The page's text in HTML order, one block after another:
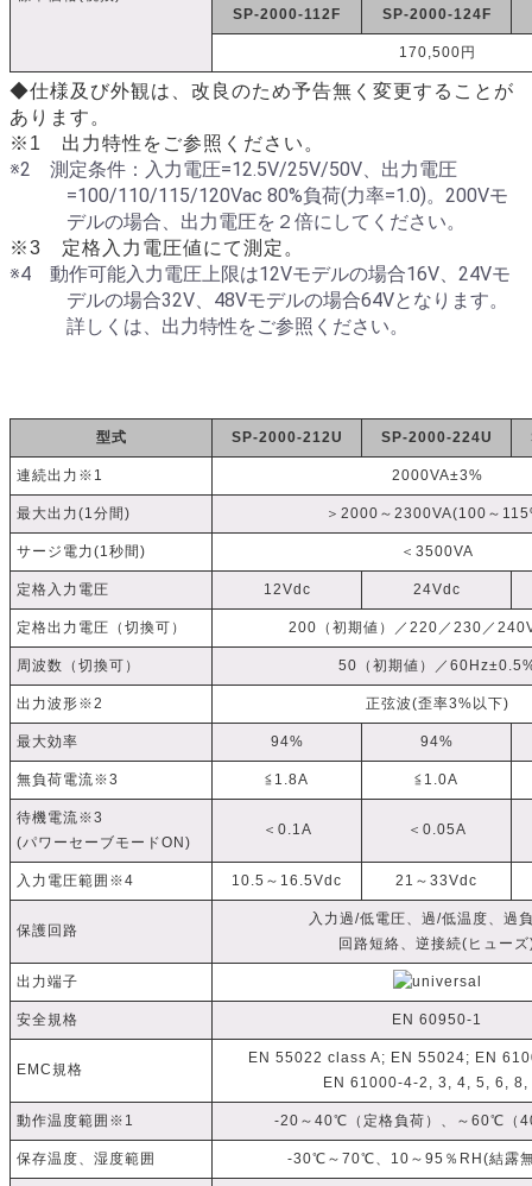
SP-2000-112F
SP-2000-124F
170,500円
◆仕様及び外観は、改良のため予告無く変更することが
あります。
※1 出力特性をご参照ください。
※2 測定条件：入力電圧=12.5V/25V/50V、出力電圧
=100/110/115/120Vac 80%負荷(力率=1.0)。200Vモ
デルの場合、出力電圧を２倍にしてください。
※3 定格入力電圧値にて測定。
※4 動作可能入力電圧上限は12Vモデルの場合16V、24Vモ
デルの場合32V、48Vモデルの場合64Vとなります。
詳しくは、出力特性をご参照ください。
型式 SP-2000-212U SP-2000-224U
連続出力※1 2000VA±3%
最大出力(1分間) ＞2000～2300VA(100～
サージ電力(1秒間) ＜3500VA
定格入力電圧 12Vdc 24Vdc
定格出力電圧（切換可） 200（初期値）／220／230／
周波数（切換可） 50（初期値）／
出力波形※2 正弦波(歪率3%以下)
最大効率 94% 94%
無負荷電流※3 ≦1.8A ≦1.0A
待機電流※3
(パワーセーブモードON)
＜0.1A ＜0.05A
入力電圧範囲※4 10.5～16.5Vdc 21～33Vdc
保護回路
入力過/低電圧、過/低温度、過
回路短絡、逆接続(ヒュー
出力端子
安全規格 EN 60950-1
EMC規格
EN 55022 class A; EN 55024; EN
EN 61000-4-2, 3, 4, 5, 6, 8,
動作温度範囲※1 -20～40℃（定格負荷）、～60℃（
保存温度、湿度範囲 -30℃～70℃、10～95％RH(結露